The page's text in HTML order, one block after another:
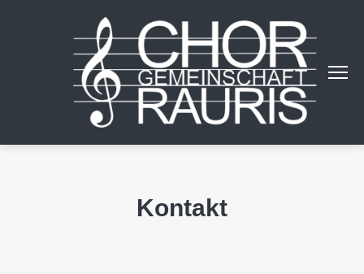
Kontakt